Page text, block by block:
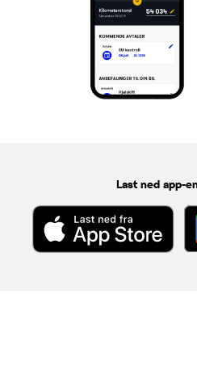
Last ned app-